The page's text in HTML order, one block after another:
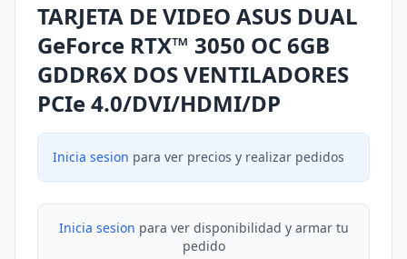
TARJETA DE VIDEO ASUS DUAL
GeForce RTX™ 3050 OC 6GB
GDDR6X DOS VENTILADORES
PCIe 4.0/DVI/HDMI/DP
Inicia sesion para ver precios y realizar pedidos
Inicia sesion para ver disponibilidad y armar tu
pedido